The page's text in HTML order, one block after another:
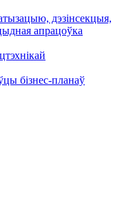
дэзiнсекцыя,
апрацоўка
бізнес-планаў